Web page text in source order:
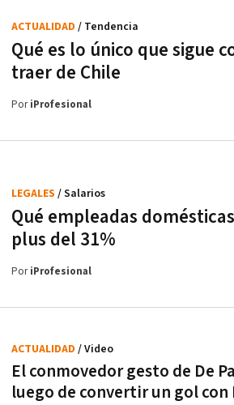
Qué es lo único que sigue
traer de Chile
ACTUALIDAD / Tendencia
PoriProfesional
Qué empleadas
plus del 31%
LEGALES / Salarios
PoriProfesional
El conmovedor gesto de De
luego de convertir un gol
ACTUALIDAD / Video